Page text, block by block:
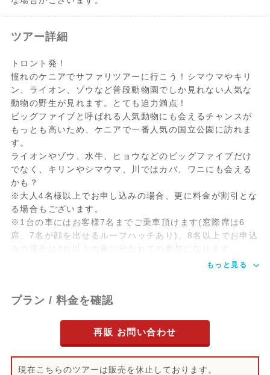
ホテル詳細
(テントタイプが満室の場合はホテルタイプ
の場合もございます)
トイレ・シャワー付き
利用ホテル例
KIMANA MARA CAMP
学生料金は３スター Hippo Logde または
同等クラス ３スター
・ナイロビ市内ホテル：空港付近ホテル(3-
4スター)
ツアー詳細
トロント発！
憧れのケニアでサファリツアーに行こう！シマウマやキリ
ン、ライオン、ゾウなど普段動物園でしか見れない人気な
動物の野生が見れます。とても迫力満点！
ビッグファイブと呼ばれる人気動物にも会えるチャンスが
もっとも高いため、ケニアで一番人気の国立公園に訪れま
す。
ライオンやゾウ、水牛、ヒョウなどのビッグファイブだけ
でなく、キリンやシマウマ、川ではカバ、ワニにも会える
かも？
※大人4名様以上でお申し込みの場合、更に料金が割引とな
る場合もございます。
※1台の車にはお客様7名までご乗車頂けます(窓際席は6
席、7名が顔を出せるルーフハッチあり)。8名以上でお申込
みの場合は2台以上の車に分かれての参加になります。
もっと見る
プラン / 料金を確認
再販 お問い合わせ
現在こちらのツアーは販売を休止しております。